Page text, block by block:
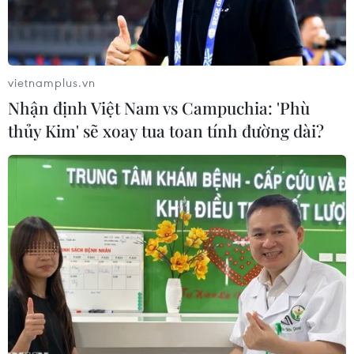
Tàu cứu hộ Open Arms cứu người di cư sau khi tàu của họ bị
đắm trên Địa Trung Hải, ngày 17/7/2018. (Ảnh: AFP/TTXVN)
Ngày 15/8, Thủ tướng Italy Giuseppe Conte
thông báo sáu quốc gia thuộc Liên minh châu
Âu (EU) đã đồng ý tiếp nhận khoảng 150 người
vietnamplus.vn
Nhận định Việt Nam vs Campuchia: 'Phù
thủy Kim' sẽ xoay tua toan tính đường dài?